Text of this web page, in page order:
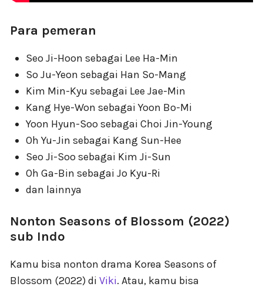
Para pemeran
Seo Ji-Hoon sebagai Lee Ha-Min
So Ju-Yeon sebagai Han So-Mang
Kim Min-Kyu sebagai Lee Jae-Min
Kang Hye-Won sebagai Yoon Bo-Mi
Yoon Hyun-Soo sebagai Choi Jin-Young
Oh Yu-Jin sebagai Kang Sun-Hee
Seo Ji-Soo sebagai Kim Ji-Sun
Oh Ga-Bin sebagai Jo Kyu-Ri
dan lainnya
Nonton Seasons of Blossom (2022)
sub Indo
Kamu bisa nonton drama Korea Seasons of
Blossom (2022) di Viki. Atau, kamu bisa